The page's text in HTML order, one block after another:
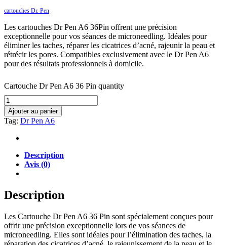
cartouches Dr. Pen
Les cartouches Dr Pen A6 36Pin offrent une précision
exceptionnelle pour vos séances de microneedling. Idéales pour
éliminer les taches, réparer les cicatrices d’acné, rajeunir la peau et
rétrécir les pores. Compatibles exclusivement avec le Dr Pen A6
pour des résultats professionnels à domicile.
Cartouche Dr Pen A6 36 Pin quantity
Ajouter au panier
Tag: Dr Pen A6
Description
Avis (0)
Description
Les Cartouche Dr Pen A6 36 Pin sont spécialement conçues pour
offrir une précision exceptionnelle lors de vos séances de
microneedling. Elles sont idéales pour l’élimination des taches, la